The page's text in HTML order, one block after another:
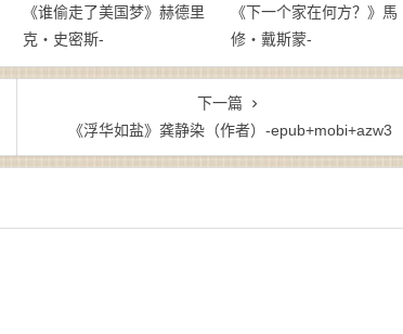
《谁偷走了美国梦》赫德里
克・史密斯-
epub+mobi+azw3
《下一个家在何方？》馬
修・戴斯蒙-
epub+mobi+azw3
下一篇
《浮华如盐》龚静染（作者）-epub+mobi+azw3